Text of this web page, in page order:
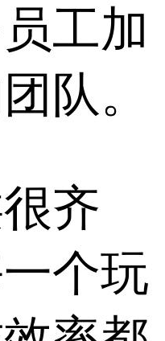
工加
队。
齐
个玩